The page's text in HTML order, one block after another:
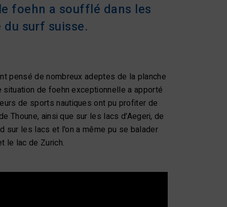
foehn a soufflé dans les
surf suisse.
pensé de nombreux adeptes de la planche
de foehn exceptionnelle a apporté
de sports nautiques ont pu profiter de
Thoune, ainsi que sur les lacs d'Aegeri, de
sur les lacs et l'on a même pu se balader
le lac de Zurich.